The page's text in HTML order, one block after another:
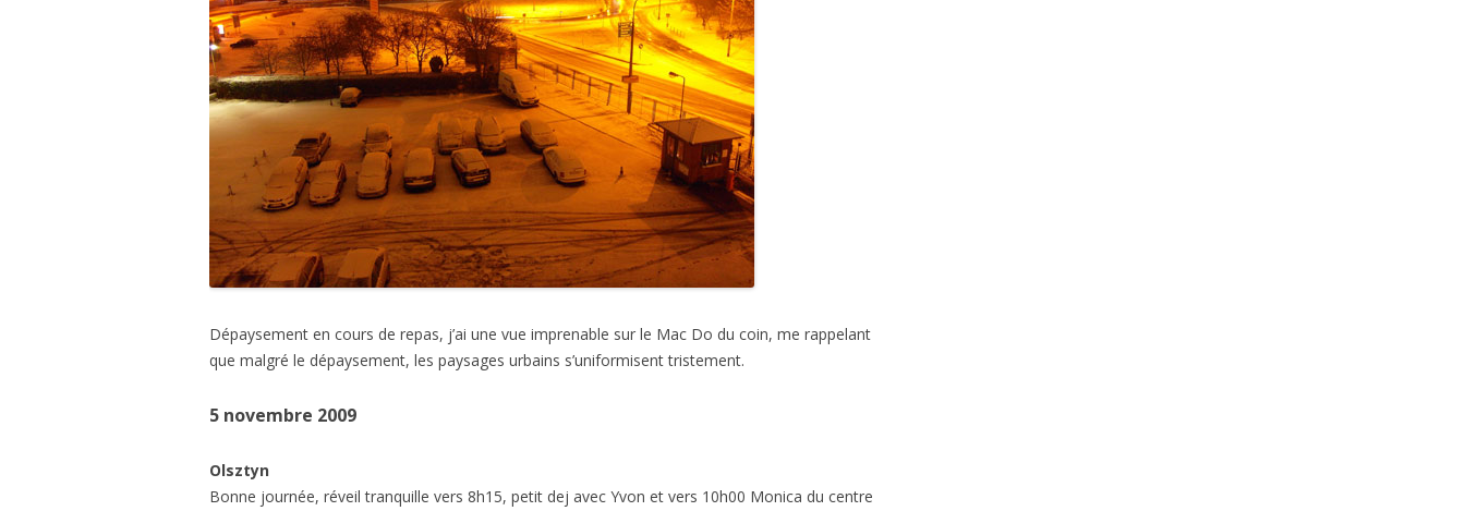
Dépaysement en cours de repas, j’ai une vue imprenable sur le Mac Do du coin, me rappelant
que malgré le dépaysement, les paysages urbains s’uniformisent tristement.
5 novembre 2009
Olsztyn
Bonne journée, réveil tranquille vers 8h15, petit dej avec Yvon et vers 10h00 Monica du centre